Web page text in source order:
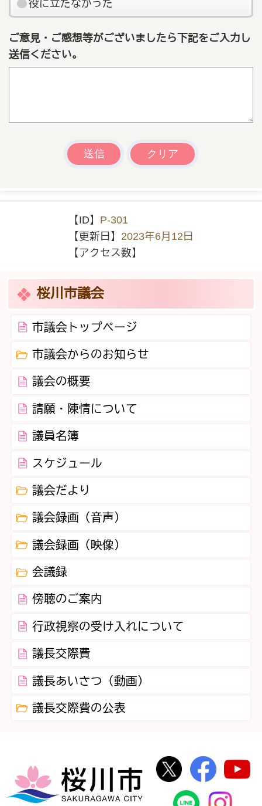
役に立たなかった
ご意見・ご感想等がございましたら下記をご入力し
送信ください。
【ID】 P-301
【更新日】 2023年6月12日
【アクセス数】
桜川市議会
市議会トップページ
市議会からのお知らせ
議会の概要
請願・陳情について
議員名簿
スケジュール
議会だより
議会録画（音声）
議会録画（映像）
会議録
傍聴のご案内
行政視察の受け入れについて
議長交際費
議長あいさつ（動画）
議長交際費の公表
桜川市
桜川市公式
桜川
桜川市公